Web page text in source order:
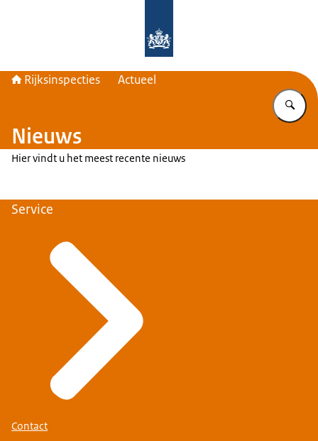
Rijksinspecties Actueel
Nieuws
Hier vindt u het meest recente nieuws
Service
Contact